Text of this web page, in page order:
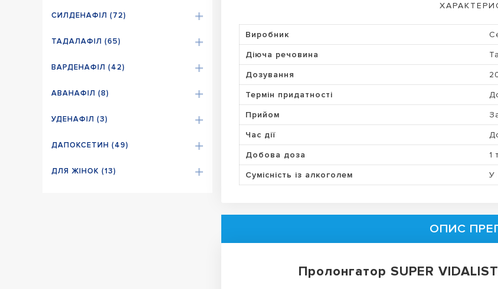
СИЛДЕНАФІЛ (72)
ТАДАЛАФІЛ (65)
ВАРДЕНАФІЛ (42)
АВАНАФІЛ (8)
УДЕНАФІЛ (3)
ДАПОКСЕТИН (49)
ДЛЯ ЖІНОК (13)
Виробник
Діюча речовина
Дозування
Термін придатності
Прийом
Час дії
Добова доза
1
Сумісність із алкоголем
У
ОПИС
Пролонгатор SUPER